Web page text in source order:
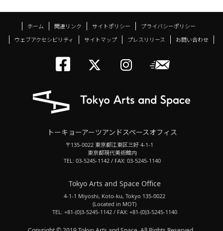
ホーム 関連リンク サイトポリシー
プライバシーポリシー
ウェブアクセシビリティ
サイトマップ プレスリリース お問い合わせ
トーキョーアーツ
メールニ
トーキョーアーツアンドスペースオフィス
〒135-0022 東京都江東区三好 4-1-1
東京都現代美術館内
TEL: 03-5245-1142 / FAX: 03-5245-1140
Tokyo Arts and Space Office
4-1-1 Miyoshi, Koto-ku, Tokyo 135-0022
(Located in MOT)
TEL: +81-(0)3-5245-1142 / FAX: +81-(0)3-5245-1140